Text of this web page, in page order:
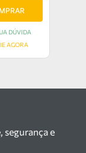
DÚVIDA
AGORA
segurança e